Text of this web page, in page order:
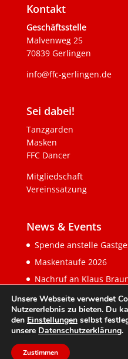
Kontakt
Geschäftsstelle
Malvenweg 25
70839 Gerlingen
info@ffc-gerlingen.de
Sei dabei!
Tanzgarden
Masken
FFC Dancer
Mitgliedschaft
Vereinssatzung
News & Events
Spende anstelle
Maskentaufe 2026
Nachruf an Klaus
Unsere Webseite verwendet
Nutzererlebnis zu bieten. Du
den Einstellungen selbst
unsere Datenschutzerklärung.
Zustimmen